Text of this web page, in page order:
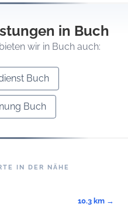
in Buch
wir in Buch auch:
Buch
Buch
IN DER NÄHE
10.3 km →